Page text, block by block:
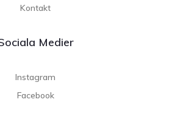
Kontakt
Medier
Instagram
Facebook